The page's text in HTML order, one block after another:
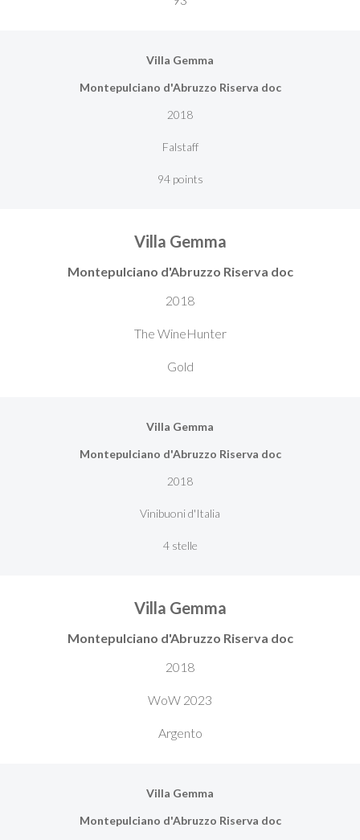
Villa Gemma
Montepulciano d'Abruzzo Riserva doc
2018
Falstaff
94 points
Villa Gemma
Montepulciano d'Abruzzo Riserva doc
2018
The WineHunter
Gold
Villa Gemma
Montepulciano d'Abruzzo Riserva doc
2018
Vinibuoni d'Italia
4 stelle
Villa Gemma
Montepulciano d'Abruzzo Riserva doc
2018
WoW 2023
Argento
Villa Gemma
Montepulciano d'Abruzzo Riserva doc